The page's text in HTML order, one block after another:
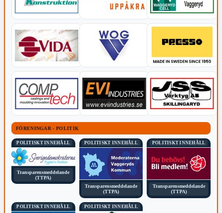
FÖRENINGAR - POLITIK
POLITISKT INNEHÅLL
Transparensmeddelande
(TTPA)
POLITISKT INNEHÅLL
Transparensmeddelande
(TTPA)
POLITISKT INNEHÅLL
Transparensmeddelande
(TTPA)
POLITISKT INNEHÅLL POLITISKT INNEHÅLL